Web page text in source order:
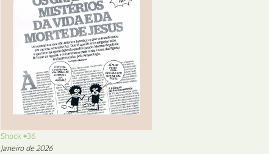
Shock #36
Janeiro de 2026